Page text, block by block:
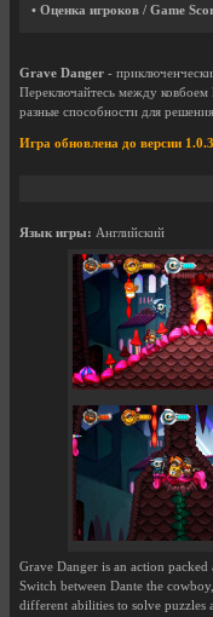
• Оценка игроков / Game
Grave Danger -
Переключайтесь между
разные способности для
Игра обновлена до версии
Язык игры: Английский
Grave Danger is an action
Switch between Dante the
different abilities to solve